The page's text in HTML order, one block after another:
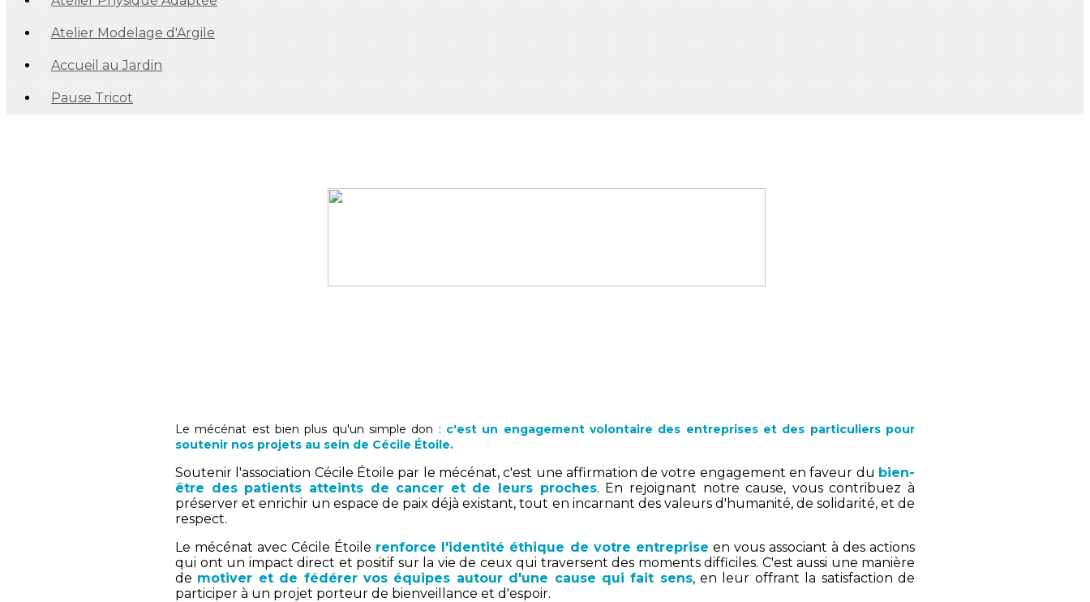
Atelier Modelage d'Argile
Accueil au Jardin
Pause Tricot
Le mécénat est bien plus qu'un simple don : c'est un engagement volontaire des entreprises et des particuliers pour
soutenir nos projets au sein de Cécile Étoile.
Soutenir l'association Cécile Étoile par le mécénat, c'est une affirmation de votre engagement en faveur du bien-
être des patients atteints de cancer et de leurs proches. En rejoignant notre cause, vous contribuez à
préserver et enrichir un espace de paix déjà existant, tout en incarnant des valeurs d'humanité, de solidarité, et de
respect.
Le mécénat avec Cécile Étoile renforce l'identité éthique de votre entreprise en vous associant à des actions
qui ont un impact direct et positif sur la vie de ceux qui traversent des moments difficiles. C'est aussi une manière
de motiver et de fédérer vos équipes autour d'une cause qui fait sens, en leur offrant la satisfaction de
participer à un projet porteur de bienveillance et d'espoir.